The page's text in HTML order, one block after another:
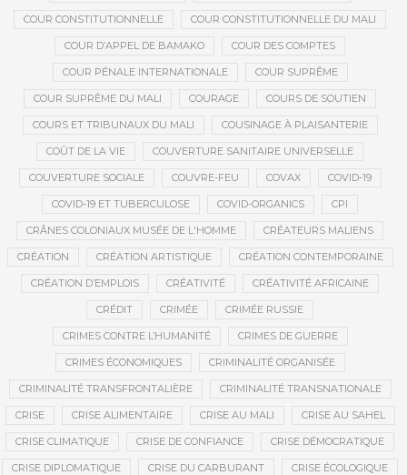
COUR CONSTITUTIONNELLE COUR CONSTITUTIONNELLE DU MALI
COUR D’APPEL DE BAMAKO COUR DES COMPTES
COUR PÉNALE INTERNATIONALE COUR SUPRÊME
COUR SUPRÊME DU MALI COURAGE COURS DE SOUTIEN
COURS ET TRIBUNAUX DU MALI COUSINAGE À PLAISANTERIE
COÛT DE LA VIE COUVERTURE SANITAIRE UNIVERSELLE
COUVERTURE SOCIALE COUVRE-FEU COVAX COVID-19
COVID-19 ET TUBERCULOSE COVID-ORGANICS CPI
CRÂNES COLONIAUX MUSÉE DE L'HOMME CRÉATEURS MALIENS
CRÉATION CRÉATION ARTISTIQUE CRÉATION CONTEMPORAINE
CRÉATION D’EMPLOIS CRÉATIVITÉ CRÉATIVITÉ AFRICAINE
CRÉDIT CRIMÉE CRIMÉE RUSSIE
CRIMES CONTRE L’HUMANITÉ CRIMES DE GUERRE
CRIMES ÉCONOMIQUES CRIMINALITÉ ORGANISÉE
CRIMINALITÉ TRANSFRONTALIÈRE CRIMINALITÉ TRANSNATIONALE
CRISE CRISE ALIMENTAIRE CRISE AU MALI CRISE AU SAHEL
CRISE CLIMATIQUE CRISE DE CONFIANCE CRISE DÉMOCRATIQUE
CRISE DIPLOMATIQUE CRISE DU CARBURANT CRISE ÉCOLOGIQUE